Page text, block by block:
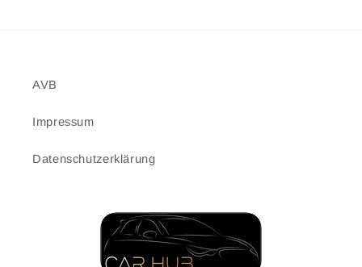
AVB
Impressum
Datenschutzerklärung